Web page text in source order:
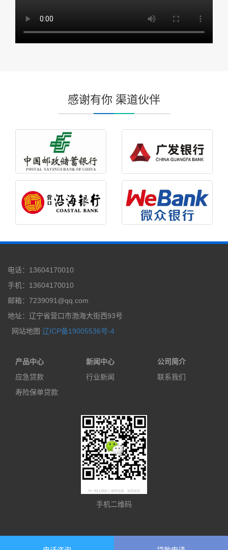
感谢有你 渠道伙伴
电话：13604170010
手机：13604170010
邮箱：7239091@qq.com
地址：辽宁省营口市渤海大街西93号
网站地图 辽ICP备19005536号-4
产品中心
应急贷款
寿险保单贷款
新闻中心
行业新闻
公司简介
联系我们
手机二维码